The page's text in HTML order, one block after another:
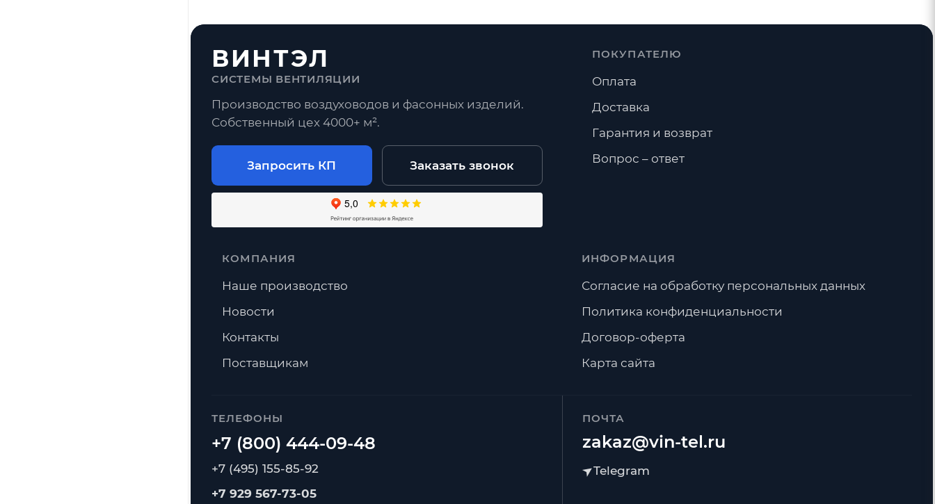
ВИНТЭЛ
СИСТЕМЫ ВЕНТИЛЯЦИИ
Производство воздуховодов и фасонных изделий.
Собственный цех 4000+ м².
Запросить КП Заказать звонок
ТЕЛЕФОНЫ
+7 (495) 155-85-92
+7 929 567-73-05
ПОЧТА
zakaz@vin-tel.ru
ПОКУПАТЕЛЮ
Оплата
Доставка
Гарантия и возврат
Вопрос – ответ
КОМПАНИЯ
Наше производство
Новости
Контакты
Поставщикам
ИНФОРМАЦИЯ
Согласие на обработку персональных данных
Политика конфиденциальности
Договор-оферта
Карта сайта